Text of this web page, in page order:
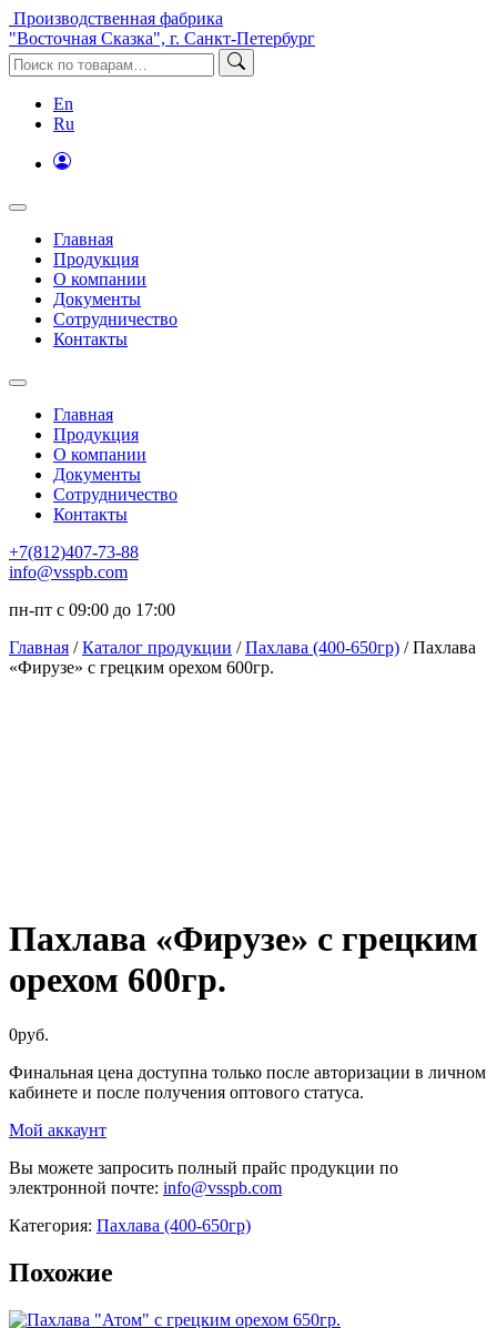
Производственная фабрика
"Восточная Сказка", г. Санкт-Петербург
En
Ru
Главная
Продукция
О компании
Документы
Сотрудничество
Контакты
Главная
Продукция
О компании
Документы
Сотрудничество
Контакты
+7(812)407-73-88
info@vsspb.com
пн-пт с 09:00 до 17:00
Главная /Каталог продукции /Пахлава (400-650гр) / Пахлава
«Фирузе» с грецким орехом 600гр.
Пахлава «Фирузе» с грецким
орехом 600гр.
0руб.
Финальная цена доступна только после авторизации в личном
кабинете и после получения оптового статуса.
Мой аккаунт
Вы можете запросить полный прайс продукции по
электронной почте: info@vsspb.com
Категория: Пахлава (400-650гр)
Похожие